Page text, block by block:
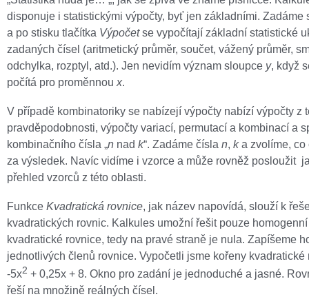
disponuje i statistickými výpočty, byť jen základními. Zadáme
a po stisku tlačítka Výpočetse vypočítají základní statistické
zadaných čísel (aritmetický průměr, součet, vážený průměr,
odchylka, rozptyl, atd.). Jen nevidím význam sloupce y, když
počítá pro proměnnou x.
V případě kombinatoriky se nabízejí výpočty nabízí výpočty z
pravděpodobnosti, výpočty variací, permutací a kombinací a
kombinačního čísla „n nad k“. Zadáme čísla n, ka zvolíme, co
za výsledek. Navíc vidíme i vzorce a může rovněž posloužit
přehled vzorců z této oblasti.
Funkce Kvadratická rovnice, jak název napovídá, slouží k
kvadratických rovnic. Kalkules umožní řešit pouze
kvadratické rovnice, tedy na pravé straně je nula. Zapíšeme
jednotlivých členů rovnice. Vypočetli jsme kořeny kvadratické
-5x2 + 0,25x + 8. Okno pro zadání je jednoduché a jasné.
řeší na množině reálných čísel.